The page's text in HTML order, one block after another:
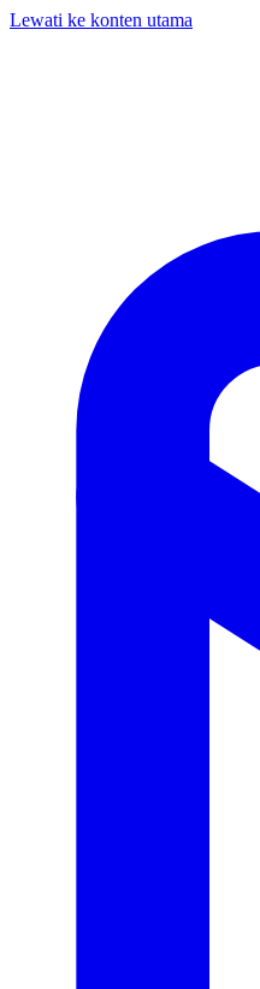
Lewati ke konten utama